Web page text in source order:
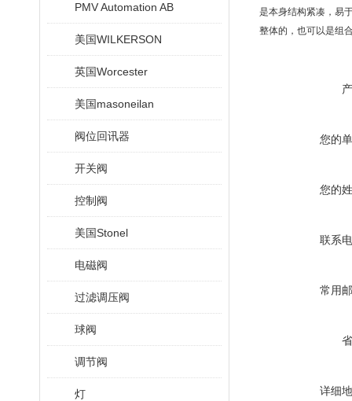
PMV Automation AB
美国WILKERSON
英国Worcester
美国masoneilan
阀位回讯器
开关阀
控制阀
美国Stonel
电磁阀
过滤调压阀
球阀
调节阀
灯
是本身结构紧凑，易
整体的，也可以是组
您的
您的
联系
常用
详细